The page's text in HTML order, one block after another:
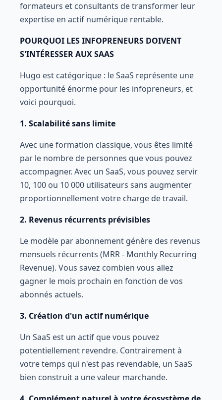
formateurs et consultants de transformer leur
expertise en actif numérique rentable.
POURQUOI LES INFOPRENEURS DOIVENT
S'INTÉRESSER AUX SAAS
Hugo est catégorique : le SaaS représente une
opportunité énorme pour les infopreneurs, et
voici pourquoi.
1. Scalabilité sans limite
Avec une formation classique, vous êtes limité
par le nombre de personnes que vous pouvez
accompagner. Avec un SaaS, vous pouvez servir
10, 100 ou 10 000 utilisateurs sans augmenter
proportionnellement votre charge de travail.
2. Revenus récurrents prévisibles
Le modèle par abonnement génère des revenus
mensuels récurrents (MRR - Monthly Recurring
Revenue). Vous savez combien vous allez
gagner le mois prochain en fonction de vos
abonnés actuels.
3. Création d'un actif numérique
Un SaaS est un actif que vous pouvez
potentiellement revendre. Contrairement à
votre temps qui n'est pas revendable, un SaaS
bien construit a une valeur marchande.